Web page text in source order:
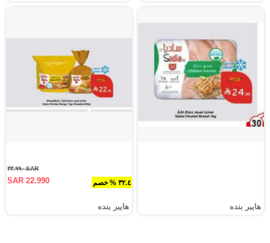
هايبر بنده
٣٢.٤ % خصم
SAR ٣٣.٩٩٠
SAR 22.990
هايبر بنده